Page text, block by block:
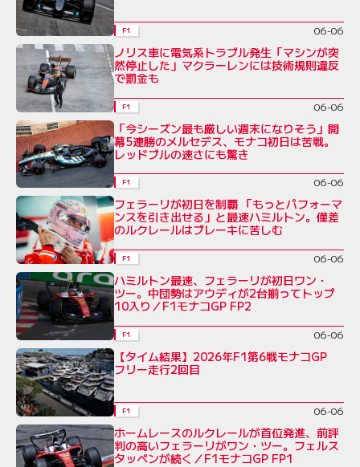
F1 06-06
ノリス車に電気系トラブル発生「マシンが突
然停止した」マクラーレンには技術規則違反
で罰金も
F1 06-06
「今シーズン最も厳しい週末になりそう」開
幕5連勝のメルセデス、モナコ初日は苦戦。
レッドブルの速さにも驚き
F1 06-06
フェラーリが初日を制覇 「もっとパフォーマ
ンスを引き出せる」と最速ハミルトン。僅差
のルクレールはブレーキに苦しむ
F1 06-06
ハミルトン最速、フェラーリが初日ワン・
ツー。中団勢はアウディが2台揃ってトップ
10入り／F1モナコGP FP2
F1 06-06
【タイム結果】2026年F1第6戦モナコGP
フリー走行2回目
F1 06-06
ホームレースのルクレールが首位発進、前評
判の高いフェラーリがワン・ツー。フェルス
タッペンが続く／F1モナコGP FP1